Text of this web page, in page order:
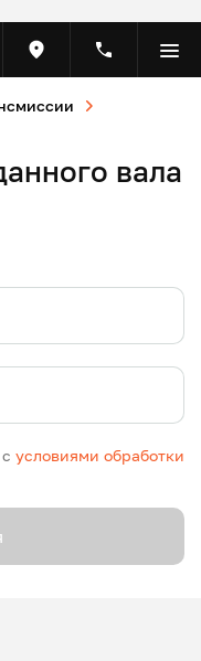
вала
условиями обработки